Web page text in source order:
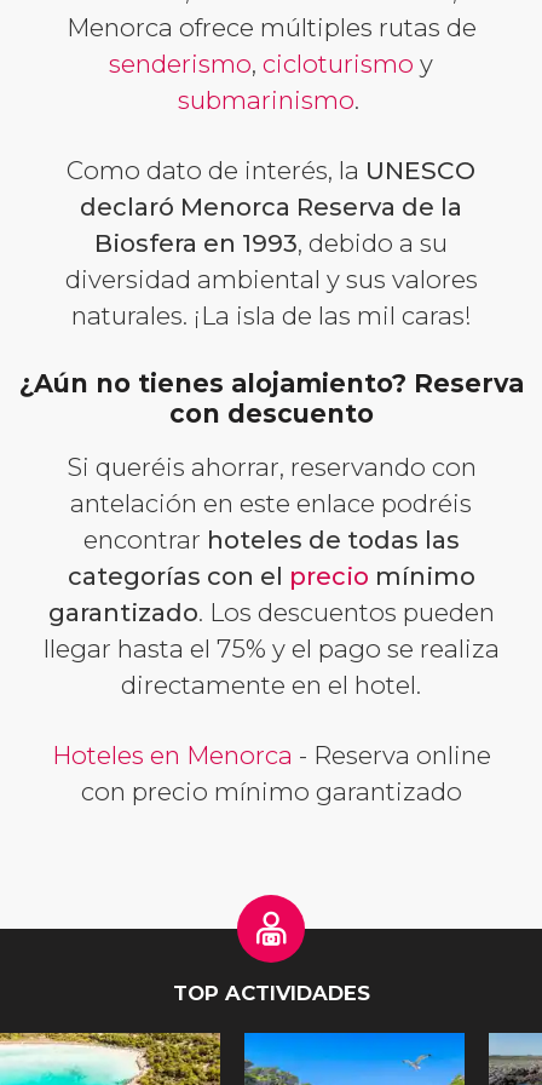
Menorca ofrece múltiples rutas de
senderismo, cicloturismo y
submarinismo.
Como dato de interés, la UNESCO
declaró Menorca Reserva de la
Biosfera en 1993, debido a su
diversidad ambiental y sus valores
naturales. ¡La isla de las mil caras!
¿Aún no tienes alojamiento? Reserva
con descuento
Si queréis ahorrar, reservando con
antelación en este enlace podréis
encontrar hoteles de todas las
categorías con el precio mínimo
garantizado. Los descuentos pueden
llegar hasta el 75% y el pago se realiza
directamente en el hotel.
Hoteles en Menorca - Reserva online
con precio mínimo garantizado
TOP ACTIVIDADES